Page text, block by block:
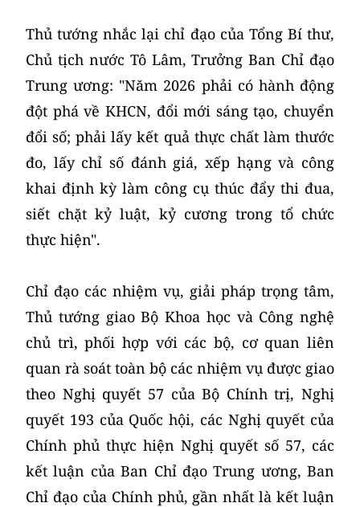
Thủ tướng nhắc lại chỉ đạo của Tổng Bí thư,
Chủ tịch nước Tô Lâm, Trưởng Ban Chỉ đạo
Trung ương: "Năm 2026 phải có hành động
đột phá về KHCN, đổi mới sáng tạo, chuyển
đổi số; phải lấy kết quả thực chất làm thước
đo, lấy chỉ số đánh giá, xếp hạng và công
khai định kỳ làm công cụ thúc đẩy thi đua,
siết chặt kỷ luật, kỷ cương trong tổ chức
thực hiện".
Chỉ đạo các nhiệm vụ, giải pháp trọng tâm,
Thủ tướng giao Bộ Khoa học và Công nghệ
chủ trì, phối hợp với các bộ, cơ quan liên
quan rà soát toàn bộ các nhiệm vụ được giao
theo Nghị quyết 57 của Bộ Chính trị, Nghị
quyết 193 của Quốc hội, các Nghị quyết của
Chính phủ thực hiện Nghị quyết số 57, các
kết luận của Ban Chỉ đạo Trung ương, Ban
Chỉ đạo của Chính phủ, gần nhất là kết luận